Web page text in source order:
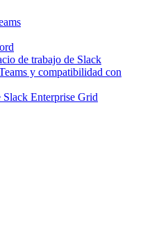
de trabajo de Slack
y compatibilidad con
Enterprise Grid